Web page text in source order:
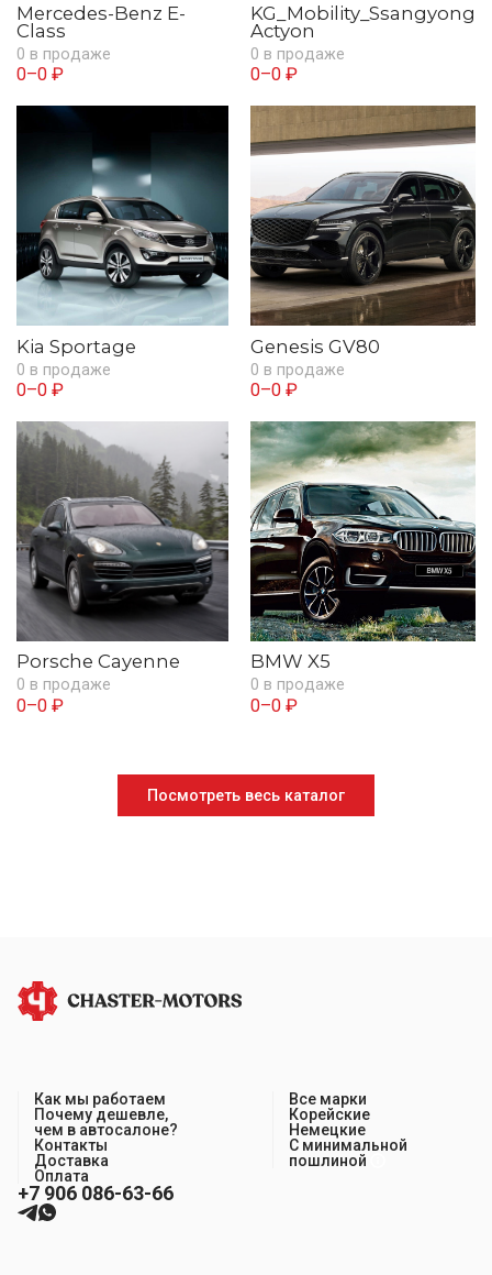
Mercedes-Benz E-
Class
0 в продаже
0–0 ₽
KG_Mobility_Ssangyong
Actyon
0 в продаже
0–0 ₽
Kia Sportage
0 в продаже
0–0 ₽
Genesis GV80
0 в продаже
0–0 ₽
Porsche Cayenne
0 в продаже
0–0 ₽
BMW X5
0 в продаже
0–0 ₽
Посмотреть весь каталог
Как мы работаем
Почему дешевле,
чем в автосалоне?
Контакты
Доставка
Оплата
Все марки
Корейские
Немецкие
С минимальной
пошлиной
+7 906 086-63-66